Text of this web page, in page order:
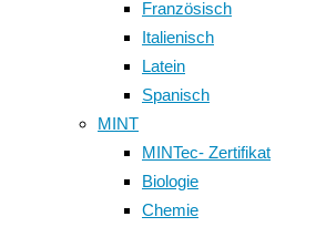
Französisch
Italienisch
Latein
Spanisch
MINT
MINTec- Zertifikat
Biologie
Chemie